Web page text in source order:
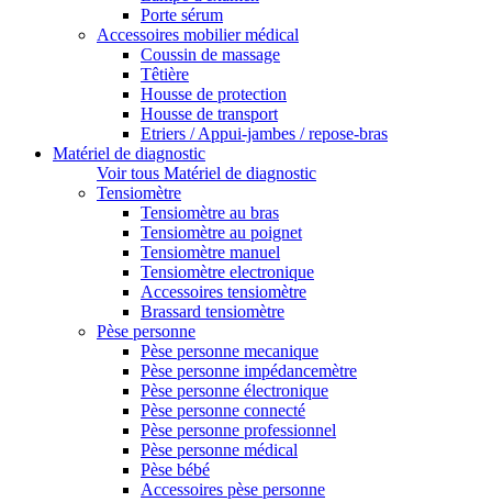
Porte sérum
Accessoires mobilier médical
Coussin de massage
Têtière
Housse de protection
Housse de transport
Etriers / Appui-jambes / repose-bras
Matériel de diagnostic
Voir tous Matériel de diagnostic
Tensiomètre
Tensiomètre au bras
Tensiomètre au poignet
Tensiomètre manuel
Tensiomètre electronique
Accessoires tensiomètre
Brassard tensiomètre
Pèse personne
Pèse personne mecanique
Pèse personne impédancemètre
Pèse personne électronique
Pèse personne connecté
Pèse personne professionnel
Pèse personne médical
Pèse bébé
Accessoires pèse personne